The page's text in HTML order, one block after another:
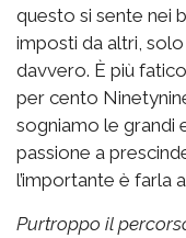
questo si sente nei
imposti da altri,
davvero. È più
per cento
sogniamo le grandi
passione a
l’importante è farla
Purtroppo il